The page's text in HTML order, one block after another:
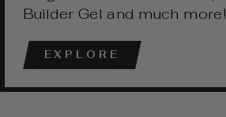
Builder Gel and much more!
EXPLORE